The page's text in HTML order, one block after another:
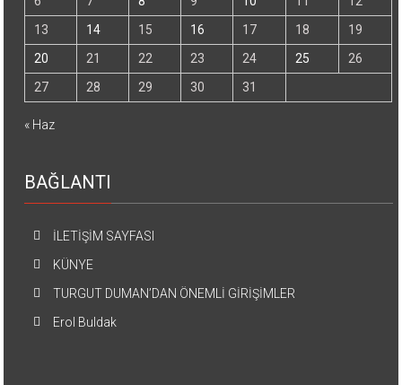
13
14 15 16 17 18
19
20
21 22 23 24 25
26
27
28 29 30 31
« Haz
BAĞLANTI
İLETİŞİM SAYFASI
KÜNYE
TURGUT DUMAN’DAN ÖNEMLİ GİRİŞİMLER
Erol Buldak